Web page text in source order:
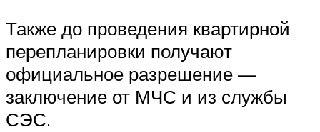
Также до проведения квартирной
перепланировки получают
официальное разрешение —
заключение от МЧС и из службы
СЭС.